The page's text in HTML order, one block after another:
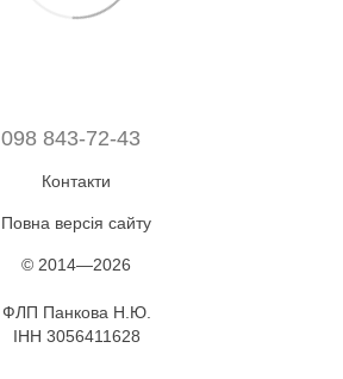
098 843-72-43
Контакти
Повна версія сайту
© 2014—2026
ФЛП Панкова Н.Ю.
ІНН 3056411628